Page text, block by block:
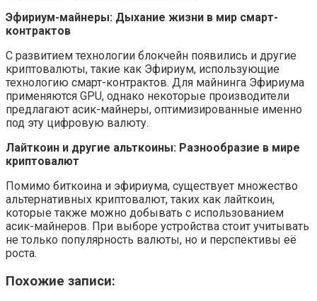
Эфириум-майнеры: Дыхание жизни в мир смарт-
контрактов
С развитием технологии блокчейн появились и другие
криптовалюты, такие как Эфириум, использующие
технологию смарт-контрактов. Для майнинга Эфириума
применяются GPU, однако некоторые производители
предлагают асик-майнеры, оптимизированные именно
под эту цифровую валюту.
Лайткоин и другие альткоины: Разнообразие в мире
криптовалют
Помимо биткоина и эфириума, существует множество
альтернативных криптовалют, таких как лайткоин,
которые также можно добывать с использованием
асик-майнеров. При выборе устройства стоит учитывать
не только популярность валюты, но и перспективы её
роста.
Похожие записи: